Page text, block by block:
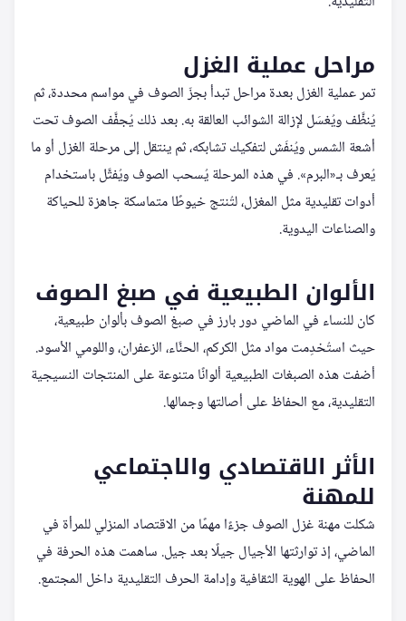
مراحل عملية الغزل
تمر عملية الغزل بعدة مراحل تبدأ بجزّ الصوف في مواسم محددة، ثم
يُنظَّف ويُغسَل لإزالة الشوائب العالقة به. بعد ذلك يُجفَّف الصوف تحت
أشعة الشمس ويُنفَش لتفكيك تشابكه، ثم ينتقل إلى مرحلة الغزل أو ما
يُعرف بـ«البرم». في هذه المرحلة يُسحب الصوف ويُفتَّل باستخدام
أدوات تقليدية مثل المغزل، لتُنتج خيوطًا متماسكة جاهزة للحياكة
والصناعات اليدوية.
الألوان الطبيعية في صبغ الصوف
كان للنساء في الماضي دور بارز في صبغ الصوف بألوان طبيعية،
حيث استُخدِمت مواد مثل الكركم، الحنَّاء، الزعفران، واللومي الأسود.
أضفت هذه الصبغات الطبيعية ألوانًا متنوعة على المنتجات النسيجية
التقليدية، مع الحفاظ على أصالتها وجمالها.
الأثر الاقتصادي والاجتماعي
للمهنة
شكلت مهنة غزل الصوف جزءًا مهمًا من الاقتصاد المنزلي للمرأة في
الماضي، إذ توارثتها الأجيال جيلًا بعد جيل. ساهمت هذه الحرفة في
الحفاظ على الهوية الثقافية وإدامة الحرف التقليدية داخل المجتمع.